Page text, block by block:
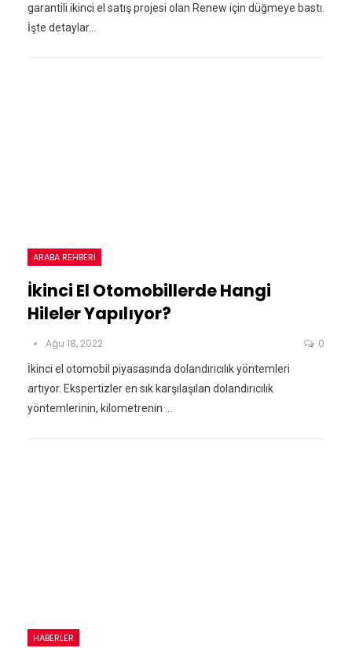
garantili ikinci el satış projesi olan Renew için düğmeye bastı.
İşte detaylar...
ARABA REHBERI
İkinci El Otomobillerde Hangi
Hileler Yapılıyor?
Ağu 18, 2022 0
İkinci el otomobil piyasasında dolandırıcılık yöntemleri
artıyor. Ekspertizler en sık karşılaşılan dolandırıcılık
yöntemlerinin, kilometrenin ...
HABERLER